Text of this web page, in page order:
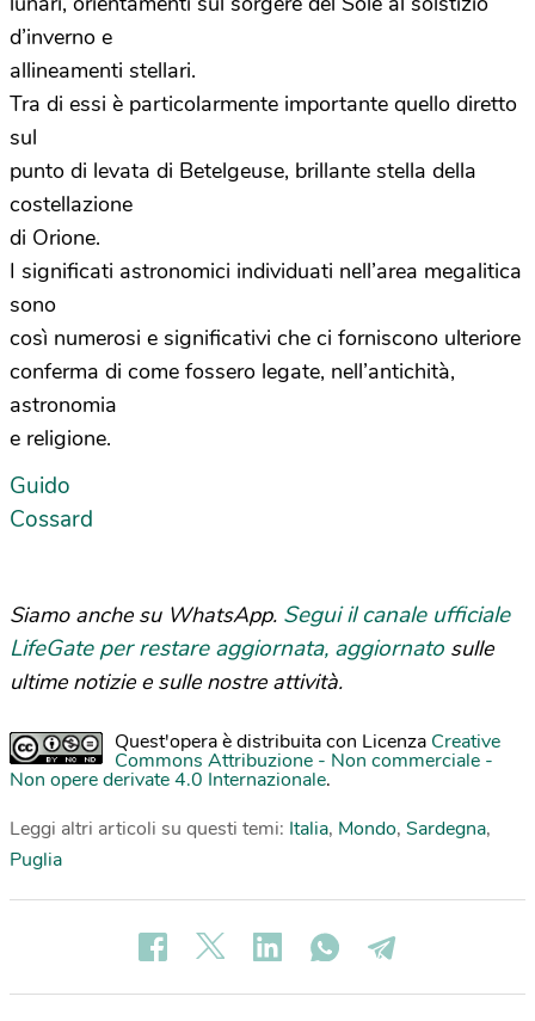
d’inverno e
allineamenti stellari.
Tra di essi è particolarmente importante quello diretto
sul
punto di levata di Betelgeuse, brillante stella della
costellazione
di Orione.
I significati astronomici individuati nell’area megalitica
sono
così numerosi e significativi che ci forniscono ulteriore
conferma di come fossero legate, nell’antichità,
astronomia
e religione.
Guido
Cossard
Siamo anche su WhatsApp. Segui il canale ufficiale
LifeGate per restare aggiornata, aggiornato sulle
ultime notizie e sulle nostre attività.
Quest'opera è distribuita con Licenza Creative
Commons Attribuzione - Non commerciale -
Non opere derivate 4.0 Internazionale.
Leggi altri articoli su questi temi: Italia, Mondo, Sardegna,
Puglia